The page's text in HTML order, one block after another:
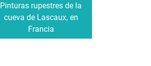
Pinturas rupestres de la
cueva de Lascaux, en
Francia